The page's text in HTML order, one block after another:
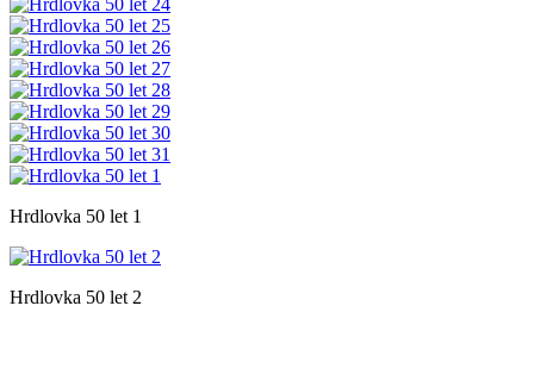
Hrdlovka 50 let 1
Hrdlovka 50 let 2